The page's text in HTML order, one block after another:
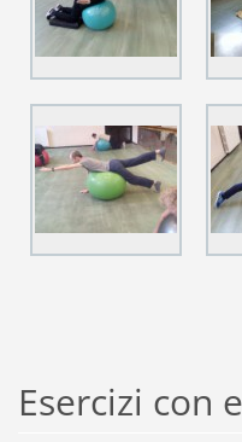
Esercizi con